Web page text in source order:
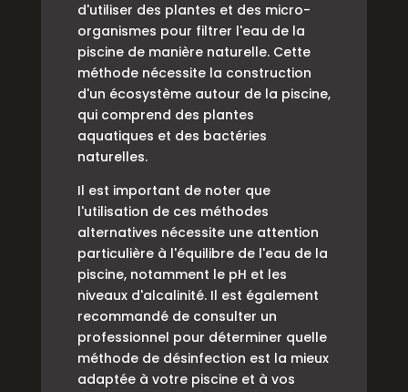
d'utiliser des plantes et des micro-
organismes pour filtrer l'eau de la
piscine de manière naturelle. Cette
méthode nécessite la construction
d'un écosystème autour de la piscine,
qui comprend des plantes
aquatiques et des bactéries
naturelles.
Il est important de noter que
l'utilisation de ces méthodes
alternatives nécessite une attention
particulière à l'équilibre de l'eau de la
piscine, notamment le pH et les
niveaux d'alcalinité. Il est également
recommandé de consulter un
professionnel pour déterminer quelle
méthode de désinfection est la mieux
adaptée à votre piscine et à vos